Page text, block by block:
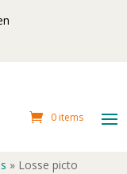
0 items
» Losse picto